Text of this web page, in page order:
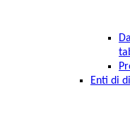
Enti di